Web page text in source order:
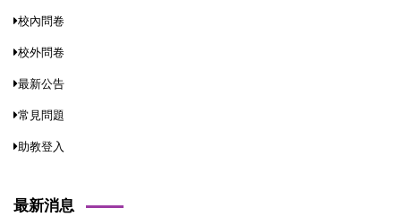
校內問卷
校外問卷
最新公告
常見問題
助教登入
最新消息